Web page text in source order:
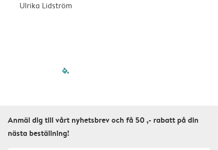
Ulrika Lidström
filled-pagination
Anmäl dig till vårt nyhetsbrev och få 50 ,- rabatt på din
nästa beställning!